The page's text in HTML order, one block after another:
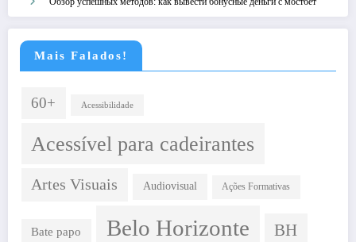
Mais Falados!
60+ Acessibilidade
Acessível para cadeirantes
Artes Visuais Audiovisual Ações Formativas
Bate papo Belo Horizonte BH